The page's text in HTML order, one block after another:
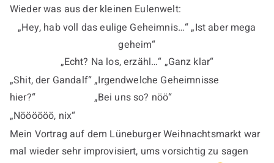
Wieder was aus der kleinen Eulenwelt:
„Hey, hab voll das eulige Geheimnis…“ „Ist aber mega
geheim“
„Echt? Na los, erzähl…“ „Ganz klar“
„Shit, der Gandalf“ „Irgendwelche Geheimnisse
hier?“ „Bei uns so? nöö“
„Nöööööö, nix“
Mein Vortrag auf dem Lüneburger Weihnachtsmarkt war
mal wieder sehr improvisiert, ums vorsichtig zu sagen